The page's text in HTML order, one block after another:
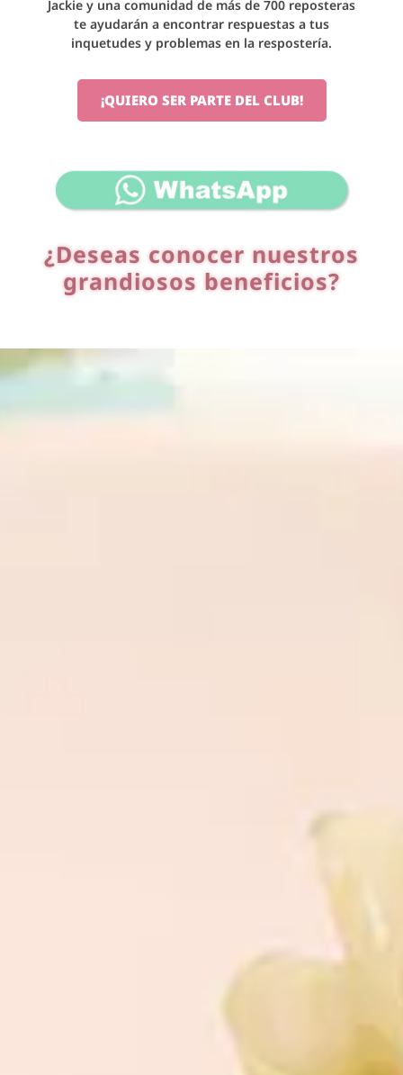
Jackie y una comunidad de más de 700 reposteras
te ayudarán a encontrar respuestas a tus
inquetudes y problemas en la respostería.
¡QUIERO SER PARTE DEL CLUB!
¿Deseas conocer nuestros
grandiosos beneficios?